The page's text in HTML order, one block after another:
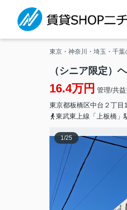
東京・神奈川・埼玉・千
（シニア限定）
16.4万円 管理/共
東京都板橋区中台 ２丁目
東武東上線「上板橋」
1/25